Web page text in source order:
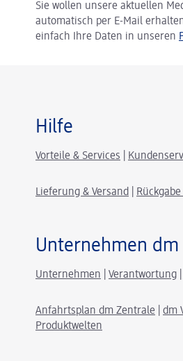
Sie wollen unsere aktuellen
automatisch per E-Mail
einfach Ihre Daten in unseren
Hilfe
Vorteile & Services
Lieferung & Versand
Unternehmen dm
Unternehmen Verantwortung
Anfahrtsplan dm Zentrale dm
Produktwelten